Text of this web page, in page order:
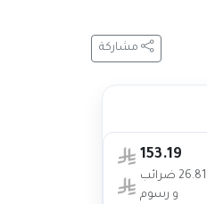
مشاركة
153.19
+ 26.81 ضرائب
و رسوم